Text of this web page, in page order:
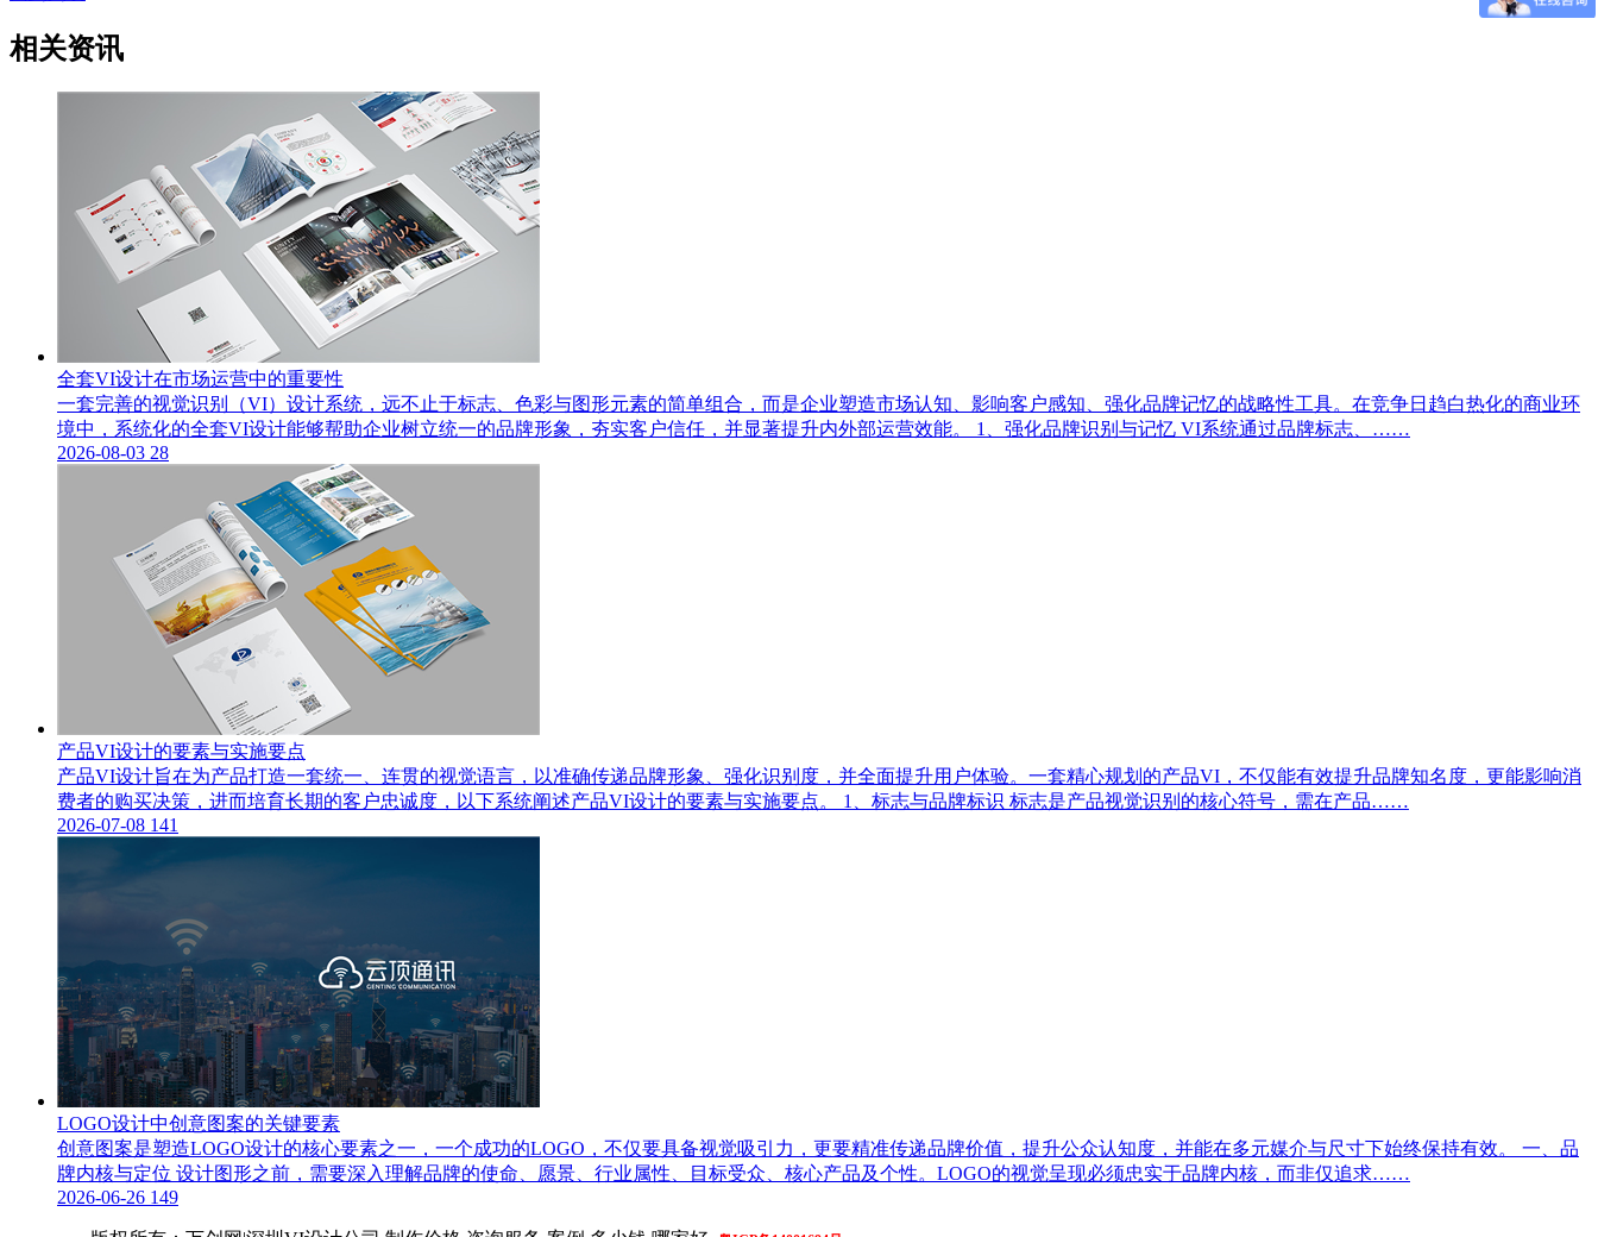
相关资讯
全套VI设计在市场运营中的重要性
一套完善的视觉识别（VI）设计系统，远不止于标志、色彩与图形元素的简单组合，而是企业塑造市场认知、影响客户感知、强化品牌记忆的战略性工具。在竞争日趋白热化的商业环
境中，系统化的全套VI设计能够帮助企业树立统一的品牌形象，夯实客户信任，并显著提升内外部运营效能。 1、强化品牌识别与记忆 VI系统通过品牌标志、……
2026-08-03 28
产品VI设计的要素与实施要点
产品VI设计旨在为产品打造一套统一、连贯的视觉语言，以准确传递品牌形象、强化识别度，并全面提升用户体验。一套精心规划的产品VI，不仅能有效提升品牌知名度，更能影响消
费者的购买决策，进而培育长期的客户忠诚度，以下系统阐述产品VI设计的要素与实施要点。 1、标志与品牌标识 标志是产品视觉识别的核心符号，需在产品……
2026-07-08 141
LOGO设计中创意图案的关键要素
创意图案是塑造LOGO设计的核心要素之一，一个成功的LOGO，不仅要具备视觉吸引力，更要精准传递品牌价值，提升公众认知度，并能在多元媒介与尺寸下始终保持有效。 一、品
牌内核与定位 设计图形之前，需要深入理解品牌的使命、愿景、行业属性、目标受众、核心产品及个性。LOGO的视觉呈现必须忠实于品牌内核，而非仅追求……
2026-06-26 149